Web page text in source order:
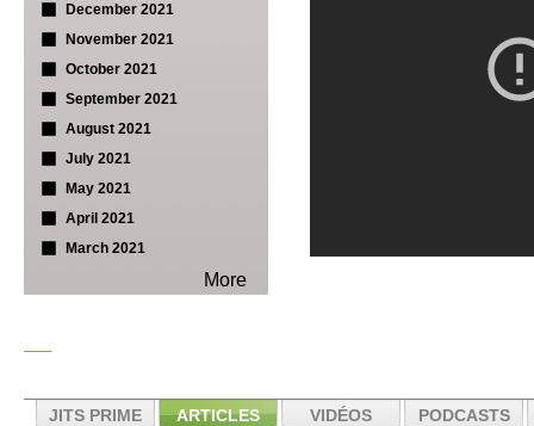
December 2021
November 2021
October 2021
September 2021
August 2021
July 2021
May 2021
April 2021
March 2021
More
JITS PRIME ARTICLES VIDÉOS PODCASTS